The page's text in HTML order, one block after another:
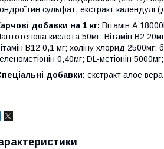
сульфат, екстракт календулі
добавки на 1 кг: Вітамін А
кислота 50мг; Вітамін В2
В12 0,1 мг; холіну хлорид 2500мг;
0,40мг; DL-метіонін
добавки: екстракт алое